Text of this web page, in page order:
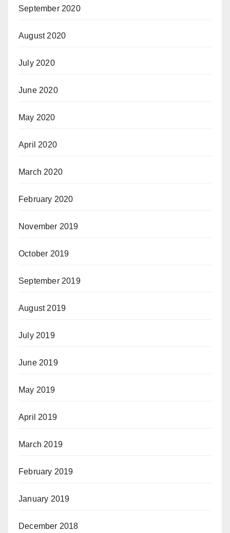
September 2020
August 2020
July 2020
June 2020
May 2020
April 2020
March 2020
February 2020
November 2019
October 2019
September 2019
August 2019
July 2019
June 2019
May 2019
April 2019
March 2019
February 2019
January 2019
December 2018